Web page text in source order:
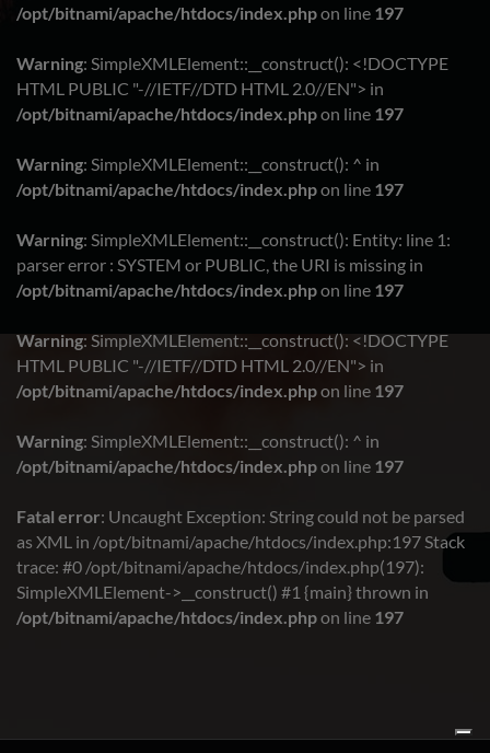
/opt/bitnami/apache/htdocs/index.phpon line 197
Warning: SimpleXMLElement::__construct(): <!DOCTYPE
HTML PUBLIC "-//IETF//DTD HTML 2.0//EN"> in
/opt/bitnami/apache/htdocs/index.phpon line 197
Warning: SimpleXMLElement::__construct(): ^ in
/opt/bitnami/apache/htdocs/index.phpon line 197
Warning: SimpleXMLElement::__construct(): Entity: line 1:
parser error : SYSTEM or PUBLIC, the URI is missing in
/opt/bitnami/apache/htdocs/index.phpon line 197
Warning: SimpleXMLElement::__construct(): <!DOCTYPE
HTML PUBLIC "-//IETF//DTD HTML 2.0//EN"> in
/opt/bitnami/apache/htdocs/index.phpon line 197
Warning: SimpleXMLElement::__construct(): ^ in
/opt/bitnami/apache/htdocs/index.phpon line 197
Fatal error: Uncaught Exception: String could not be parsed
as XML in /opt/bitnami/apache/htdocs/index.php:197 Stack
trace: #0 /opt/bitnami/apache/htdocs/index.php(197):
SimpleXMLElement->__construct() #1 {main} thrown in
/opt/bitnami/apache/htdocs/index.phpon line 197